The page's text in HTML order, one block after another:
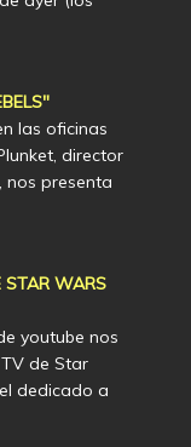
las oficinas
director
nos presenta
STAR WARS
youtube nos
de Star
dedicado a